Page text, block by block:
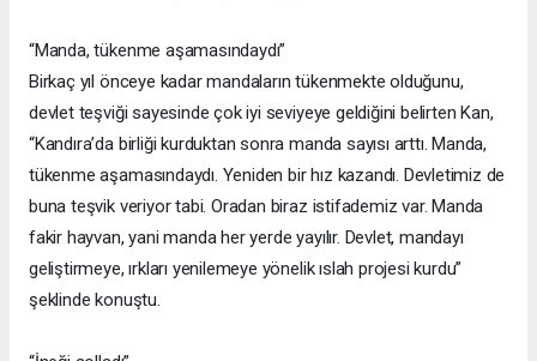
“Manda, tükenme aşamasındaydı”
Birkaç yıl önceye kadar mandaların tükenmekte olduğunu,
devlet teşviği sayesinde çok iyi seviyeye geldiğini belirten Kan,
“Kandıra’da birliği kurduktan sonra manda sayısı arttı. Manda,
tükenme aşamasındaydı. Yeniden bir hız kazandı. Devletimiz de
buna teşvik veriyor tabi. Oradan biraz istifademiz var. Manda
fakir hayvan, yani manda her yerde yayılır. Devlet, mandayı
geliştirmeye, ırkları yenilemeye yönelik ıslah projesi kurdu”
şeklinde konuştu.